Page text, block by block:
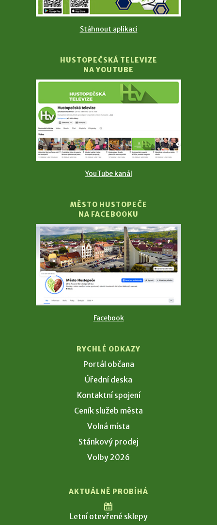
Stáhnout aplikaci
HUSTOPEČSKÁ TELEVIZE
NA YOUTUBE
YouTube kanál
MĚSTO HUSTOPEČE
NA FACEBOOKU
Facebook
RYCHLÉ ODKAZY
Portál občana
Úřední deska
Kontaktní spojení
Ceník služeb města
Volná místa
Stánkový prodej
Volby 2026
AKTUÁLNĚ PROBÍHÁ
Letní otevřené sklepy